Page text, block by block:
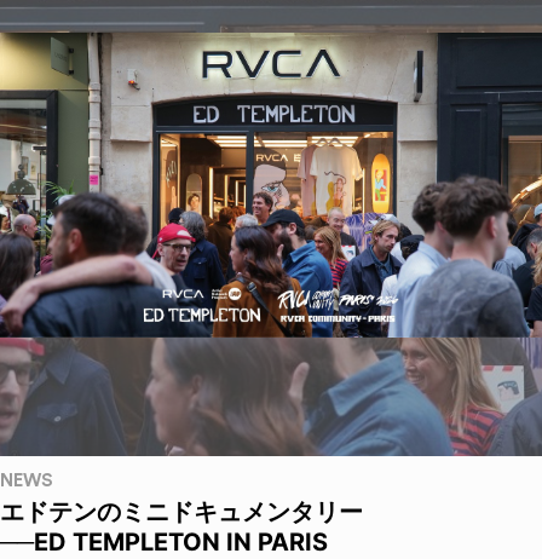
NEWS
エドテンのミニドキュメンタリー
──ED TEMPLETON IN PARIS